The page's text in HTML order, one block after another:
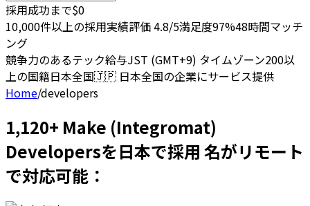
採用成功まで$0
10,000件以上の採用実績評価 4.8/5満足度97%48時間マッチ
ング
競争力のあるテック給与JST (GMT+9) タイムゾーン200以
上の国籍日本全国🇯🇵 日本全国の企業にサービス提供
Home/developers
1,120+ Make (Integromat)
Developersを日本で採用 名がリモート
で対応可能：